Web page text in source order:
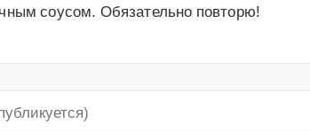
соусом. Обязательно повторю!